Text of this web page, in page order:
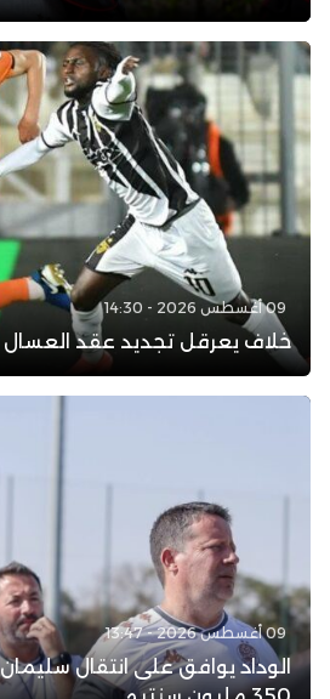
09 أغسطس 2026 - 14:30
خلاف يعرقل تجديد عقد
09 أغسطس 2026 - 13:47
الوداد يوافق على انتقال